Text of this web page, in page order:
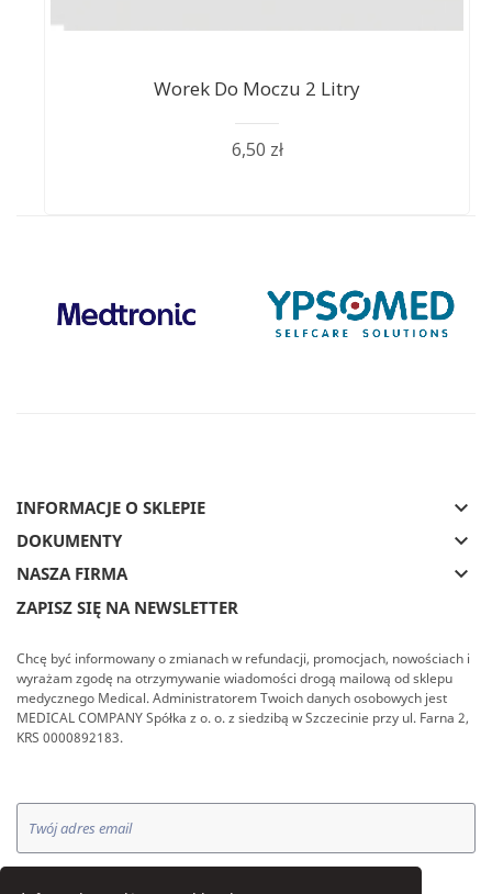
Worek Do Moczu 2 Litry
6,50 zł
INFORMACJE O SKLEPIE keyboard_arrow_down
DOKUMENTY keyboard_arrow_down
NASZA FIRMA keyboard_arrow_down
ZAPISZ SIĘ NA NEWSLETTER
Chcę być informowany o zmianach w refundacji, promocjach, nowościach i
wyrażam zgodę na otrzymywanie wiadomości drogą mailową od sklepu
medycznego Medical. Administratorem Twoich danych osobowych jest
MEDICAL COMPANY Spółka z o. o. z siedzibą w Szczecinie przy ul. Farna 2,
KRS 0000892183.